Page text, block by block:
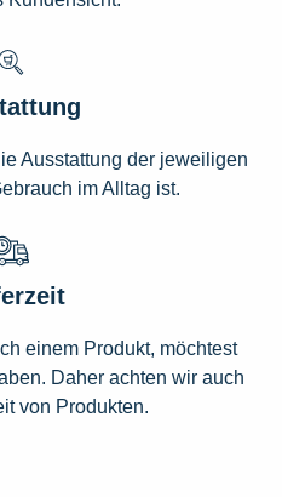
Ausstattung der jeweiligen
im Alltag ist.
einem Produkt, möchtest
Daher achten wir auch
von Produkten.